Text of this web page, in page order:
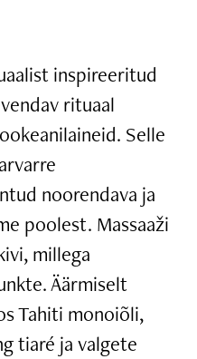
inspireeritud
rituaal
Selle
noorendava ja
poolest. Massaaži
millega
Äärmiselt
Tahiti monoiõli,
tiaré ja valgete